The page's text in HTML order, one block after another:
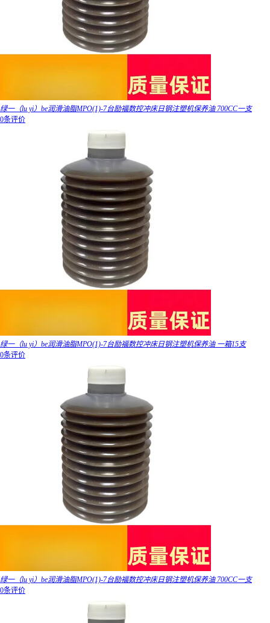
绿一（lu yi）be润滑油脂MPO(1)-7台励福数控冲床日钢注塑机保养油 700CC一支
0条评价
绿一（lu yi）be润滑油脂MPO(1)-7台励福数控冲床日钢注塑机保养油 一箱15支
0条评价
绿一（lu yi）be润滑油脂MPO(1)-7台励福数控冲床日钢注塑机保养油 700CC一支
0条评价